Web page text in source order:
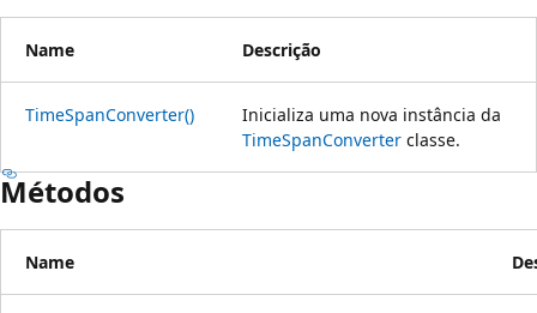
Name Descrição
TimeSpanConverter()
Inicializa uma nova instância da
TimeSpanConverter classe.
Métodos
Name